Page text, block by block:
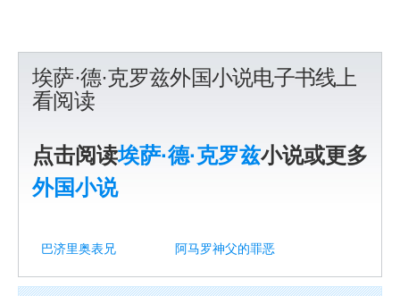
埃萨·德·克罗兹外国小说电子书线上
看阅读
点击阅读埃萨·德·克罗兹小说或更多
外国小说
巴济里奥表兄 阿马罗神父的罪恶